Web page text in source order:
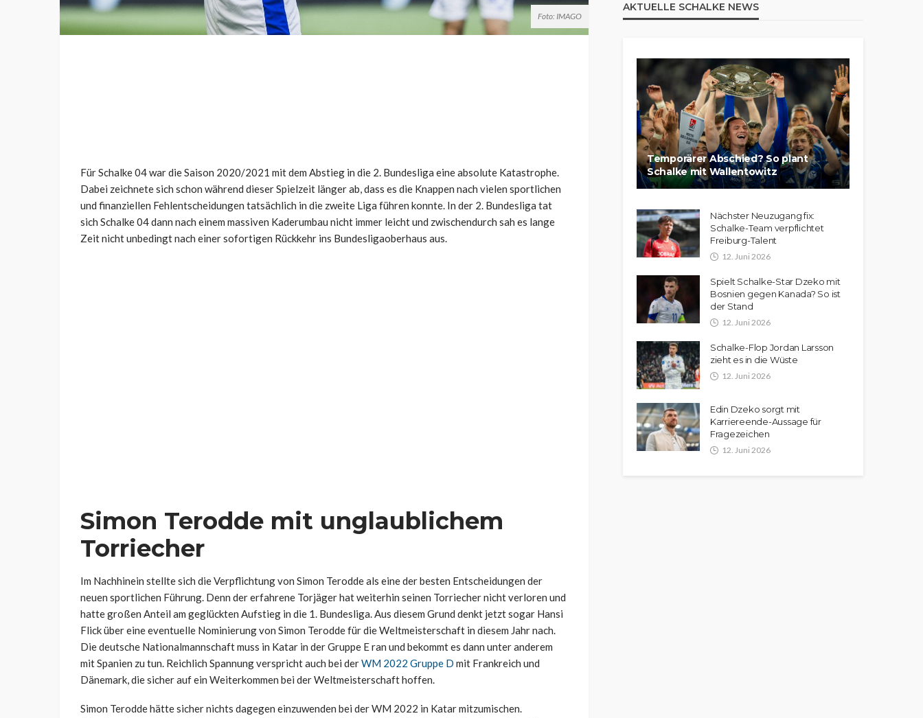
Foto: IMAGO
Für Schalke 04 war die Saison 2020/2021 mit dem Abstieg in die 2. Bundesliga eine absolute Katastrophe.
Dabei zeichnete sich schon während dieser Spielzeit länger ab, dass es die Knappen nach vielen sportlichen
und finanziellen Fehlentscheidungen tatsächlich in die zweite Liga führen konnte. In der 2. Bundesliga tat
sich Schalke 04 dann nach einem massiven Kaderumbau nicht immer leicht und zwischendurch sah es lange
Zeit nicht unbedingt nach einer sofortigen Rückkehr ins Bundesligaoberhaus aus.
Simon Terodde mit unglaublichem
Torriecher
Im Nachhinein stellte sich die Verpflichtung von Simon Terodde als eine der besten Entscheidungen der
neuen sportlichen Führung. Denn der erfahrene Torjäger hat weiterhin seinen Torriecher nicht verloren und
hatte großen Anteil am geglückten Aufstieg in die 1. Bundesliga. Aus diesem Grund denkt jetzt sogar Hansi
Flick über eine eventuelle Nominierung von Simon Terodde für die Weltmeisterschaft in diesem Jahr nach.
Die deutsche Nationalmannschaft muss in Katar in der Gruppe E ran und bekommt es dann unter anderem
mit Spanien zu tun. Reichlich Spannung verspricht auch bei derWM 2022 Gruppe D mit Frankreich und
Dänemark, die sicher auf ein Weiterkommen bei der Weltmeisterschaft hoffen.
Simon Terodde hätte sicher nichts dagegen einzuwenden bei der WM 2022 in Katar mitzumischen.
AKTUELLE SCHALKE NEWS
Temporärer Abschied? So plant
Schalke mit Wallentowitz
Nächster Neuzugang fix:
Schalke-Team verpflichtet
Freiburg-Talent
12. Juni 2026
Spielt Schalke-Star Dzeko mit
Bosnien gegen Kanada? So ist
der Stand
12. Juni 2026
Schalke-Flop Jordan Larsson
zieht es in die Wüste
12. Juni 2026
Edin Dzeko sorgt mit
Karriereende-Aussage für
Fragezeichen
12. Juni 2026